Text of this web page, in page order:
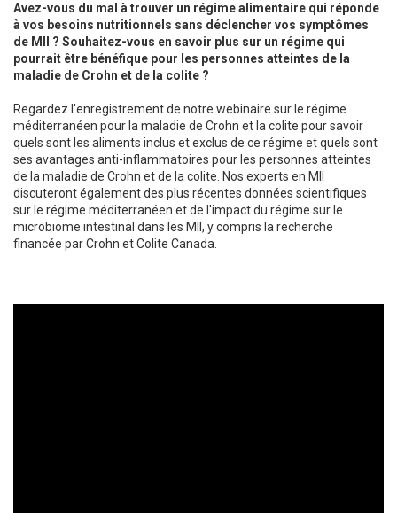
Avez-vous du mal à trouver un régime alimentaire qui réponde
à vos besoins nutritionnels sans déclencher vos symptômes
de MII ? Souhaitez-vous en savoir plus sur un régime qui
pourrait être bénéfique pour les personnes atteintes de la
maladie de Crohn et de la colite ?
Regardez l'enregistrement de notre webinaire sur le régime
méditerranéen pour la maladie de Crohn et la colite pour savoir
quels sont les aliments inclus et exclus de ce régime et quels sont
ses avantages anti-inflammatoires pour les personnes atteintes
de la maladie de Crohn et de la colite. Nos experts en MII
discuteront également des plus récentes données scientifiques
sur le régime méditerranéen et de l'impact du régime sur le
microbiome intestinal dans les MII, y compris la recherche
financée par Crohn et Colite Canada.